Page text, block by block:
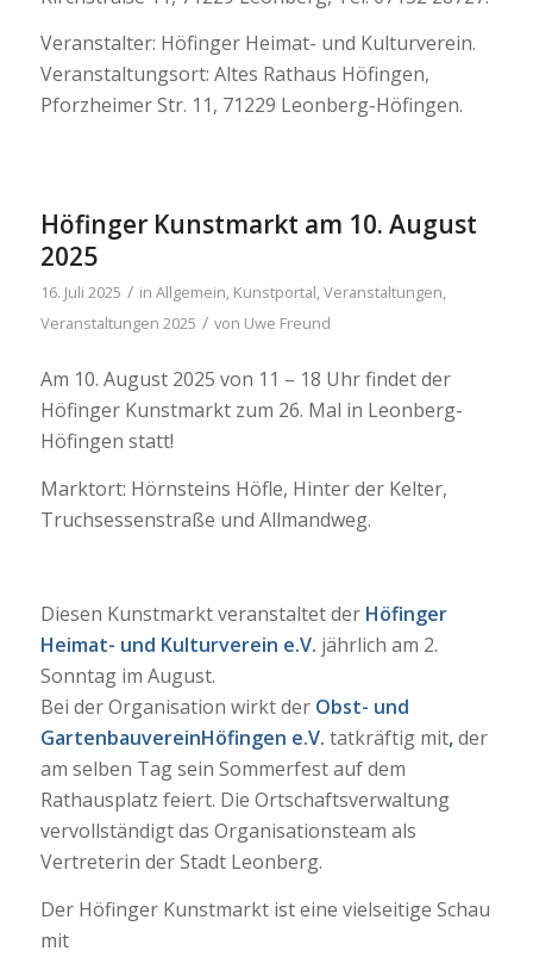
Veranstalter: Höfinger Heimat- und Kulturverein.
Veranstaltungsort: Altes Rathaus Höfingen,
Pforzheimer Str. 11, 71229 Leonberg-Höfingen.
Höfinger Kunstmarkt am 10. August
2025
16. Juli 2025 / in Allgemein, Kunstportal,Veranstaltungen,
Veranstaltungen 2025 / von Uwe Freund
Am 10. August 2025 von 11 – 18 Uhr findet der
Höfinger Kunstmarkt zum 26. Mal in Leonberg-
Höfingen statt!
Marktort: Hörnsteins Höfle, Hinter der Kelter,
Truchsessenstraße und Allmandweg.
Diesen Kunstmarkt veranstaltet der Höfinger
Heimat- und Kulturverein e.V. jährlich am 2.
Sonntag im August.
Bei der Organisation wirkt der Obst- und
GartenbauvereinHöfingen e.V. tatkräftig mit,der
am selben Tag sein Sommerfest auf dem
Rathausplatz feiert. Die Ortschaftsverwaltung
vervollständigt das Organisationsteam als
Vertreterin der Stadt Leonberg.
Der Höfinger Kunstmarkt ist eine vielseitige Schau
mit